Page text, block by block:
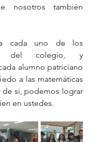
nosotros también
a cada uno de los
del colegio, y
alumno patriciano
a las matemáticas
de si, podemos lograr
en ustedes.